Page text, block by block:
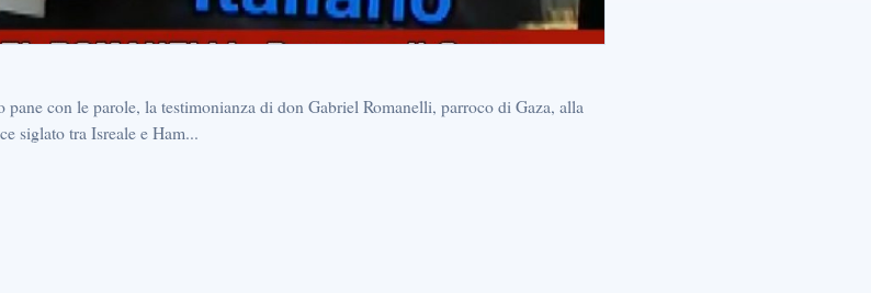
con le parole, la testimonianza di don Gabriel Romanelli, parroco di Gaza, alla
siglato tra Isreale e Ham...